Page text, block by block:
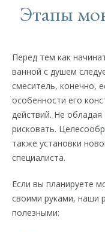
Этапы
Перед тем как
ванной с душем
смеситель, конечно,
особенности его
действий. Не
рисковать.
также установки
специалиста.
Если вы планируете
своими руками, наши
полезными: